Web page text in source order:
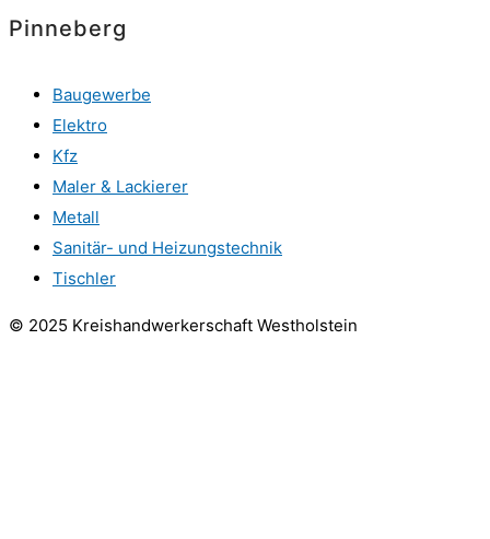
Pinneberg
Baugewerbe
Elektro
Kfz
Maler & Lackierer
Metall
Sanitär- und Heizungstechnik
Tischler
© 2025 Kreishandwerkerschaft Westholstein